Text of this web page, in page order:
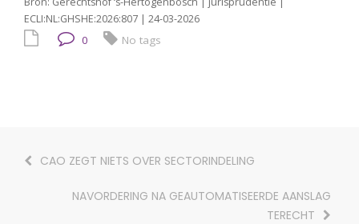
ECLI:NL:GHSHE:2026:807 | 24-03-2026
0 No tags
CAO ZEGT NIETS OVER SECTORINDELING
NAVORDERING NA GEAUTOMATISEERDE AANSLAG
TERECHT